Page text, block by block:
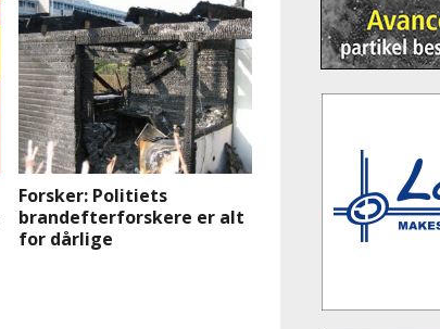
Forsker: Politiets
brandefterforskere er alt
for dårlige